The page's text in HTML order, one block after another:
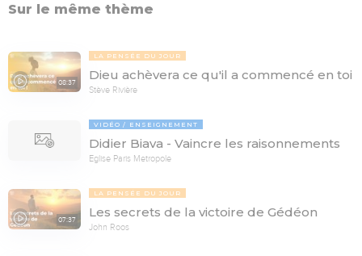
Sur le même thème
08:37
LA PENSÉE DU JOUR
Dieu achèvera ce qu'il a commencé en toi
Stève Rivière
VIDÉO ENSEIGNEMENT
Didier Biava - Vaincre les raisonnements
Eglise Paris Metropole
07:37
LA PENSÉE DU JOUR
Les secrets de la victoire de Gédéon
John Roos